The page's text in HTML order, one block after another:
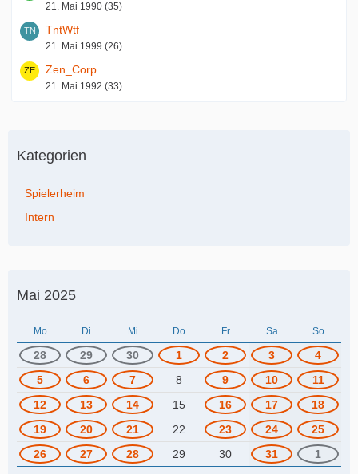
21. Mai 1990 (35)
TntWtf
21. Mai 1999 (26)
Zen_Corp.
21. Mai 1992 (33)
Kategorien
Spielerheim
Intern
Mai 2025
Mo Di Mi Do Fr Sa So
28 29 30 1 2 3
4
5
6 7 8 9 10
11
12
13 14 15 16 17
18
19
20 21 22 23 24
25
26
27 28 29 30 31 1